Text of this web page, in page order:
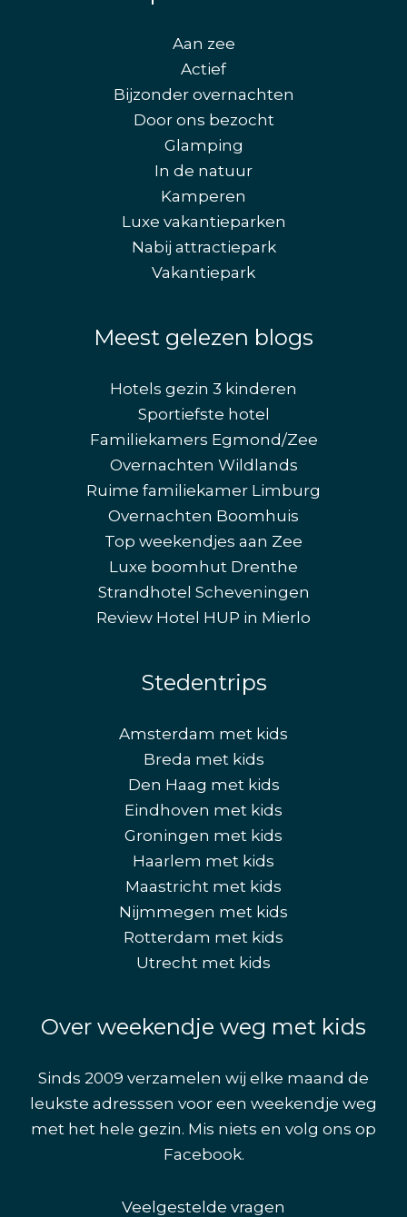
Aan zee
Actief
Bijzonder overnachten
Door ons bezocht
Glamping
In de natuur
Kamperen
Luxe vakantieparken
Nabij attractiepark
Vakantiepark
Meest gelezen blogs
Hotels gezin 3 kinderen
Sportiefste hotel
Familiekamers Egmond/Zee
Overnachten Wildlands
Ruime familiekamer Limburg
Overnachten Boomhuis
Top weekendjes aan Zee
Luxe boomhut Drenthe
Strandhotel Scheveningen
Review Hotel HUP in Mierlo
Stedentrips
Amsterdam met kids
Breda met kids
Den Haag met kids
Eindhoven met kids
Groningen met kids
Haarlem met kids
Maastricht met kids
Nijmmegen met kids
Rotterdam met kids
Utrecht met kids
Over weekendje weg met kids
Sinds 2009 verzamelen wij elke maand de
leukste adresssen voor een weekendje weg
met het hele gezin. Mis niets en volg ons op
Facebook.
Veelgestelde vragen